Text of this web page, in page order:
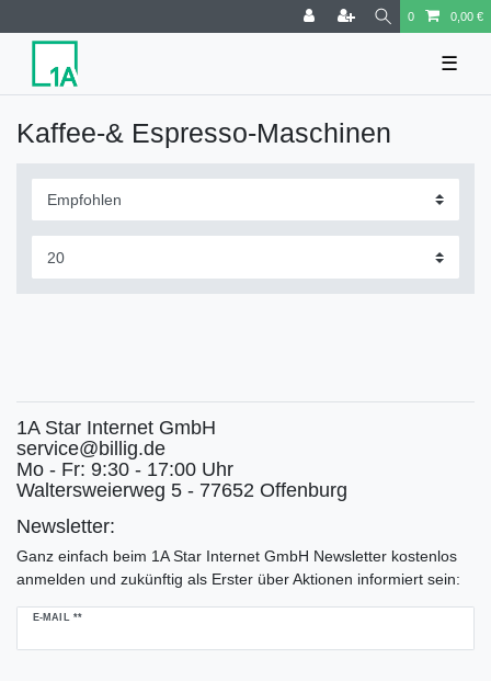
0 0,00 €
☰
Kaffee-& Espresso-Maschinen
1A Star Internet GmbH
service@billig.de
Mo - Fr: 9:30 - 17:00 Uhr
Waltersweierweg 5 - 77652 Offenburg
Newsletter:
Ganz einfach beim 1A Star Internet GmbH Newsletter kostenlos
anmelden und zukünftig als Erster über Aktionen informiert sein:
E-MAIL **
Newsletter